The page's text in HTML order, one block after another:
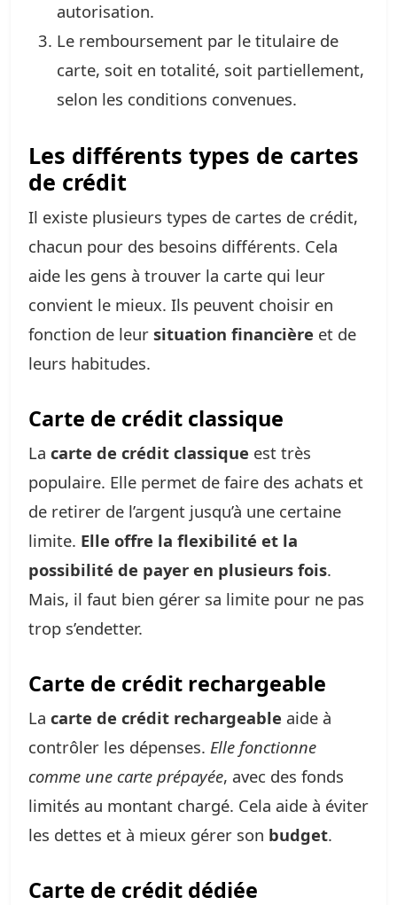
autorisation.
Le remboursement par le titulaire de
carte, soit en totalité, soit partiellement,
selon les conditions convenues.
Les différents types de cartes
de crédit
Il existe plusieurs types de cartes de crédit,
chacun pour des besoins différents. Cela
aide les gens à trouver la carte qui leur
convient le mieux. Ils peuvent choisir en
fonction de leur situation financière et de
leurs habitudes.
Carte de crédit classique
La carte de crédit classique est très
populaire. Elle permet de faire des achats et
de retirer de l’argent jusqu’à une certaine
limite. Elle offre la flexibilité et la
possibilité de payer en plusieurs fois.
Mais, il faut bien gérer sa limite pour ne pas
trop s’endetter.
Carte de crédit rechargeable
La carte de crédit rechargeable aide à
contrôler les dépenses. Elle fonctionne
comme une carte prépayée, avec des fonds
limités au montant chargé. Cela aide à éviter
les dettes et à mieux gérer son budget.
Carte de crédit dédiée